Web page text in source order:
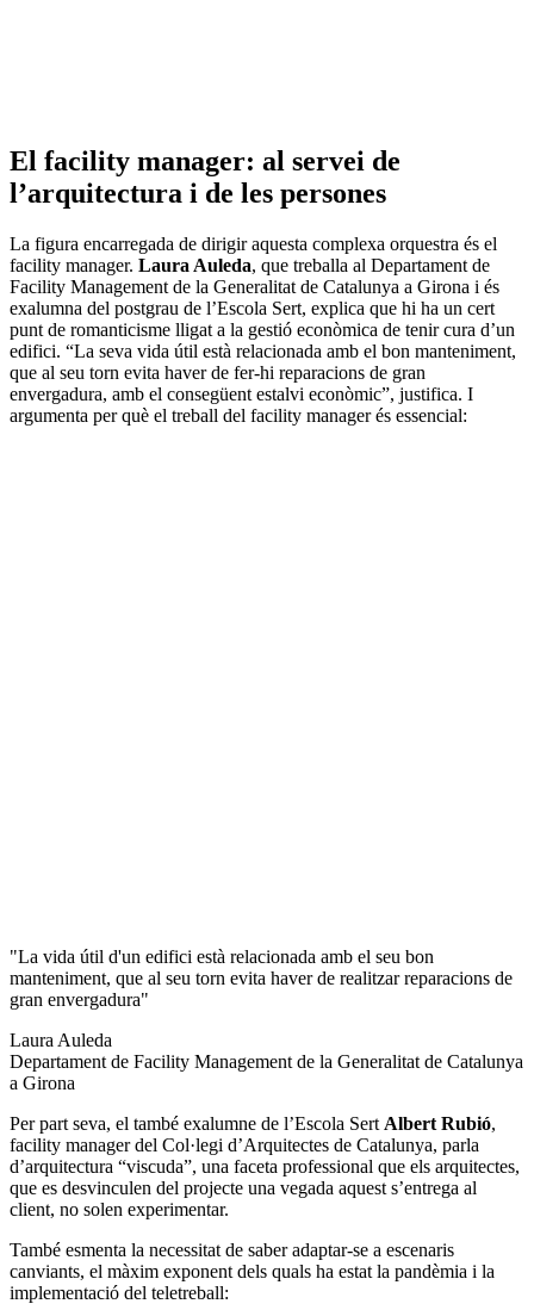
El facility manager: al servei de
l’arquitectura i de les persones
La figura encarregada de dirigir aquesta complexa orquestra és el
facility manager. Laura Auleda, que treballa al Departament de
Facility Management de la Generalitat de Catalunya a Girona i és
exalumna del postgrau de l’Escola Sert, explica que hi ha un cert
punt de romanticisme lligat a la gestió econòmica de tenir cura d’un
edifici. “La seva vida útil està relacionada amb el bon manteniment,
que al seu torn evita haver de fer-hi reparacions de gran
envergadura, amb el consegüent estalvi econòmic”, justifica. I
argumenta per què el treball del facility manager és essencial:
"La vida útil d'un edifici està relacionada amb el seu bon
manteniment, que al seu torn evita haver de realitzar reparacions de
gran envergadura"
Laura Auleda
Departament de Facility Management de la Generalitat de Catalunya
a Girona
Per part seva, el també exalumne de l’Escola Sert Albert Rubió,
facility manager del Col·legi d’Arquitectes de Catalunya, parla
d’arquitectura “viscuda”, una faceta professional que els arquitectes,
que es desvinculen del projecte una vegada aquest s’entrega al
client, no solen experimentar.
També esmenta la necessitat de saber adaptar-se a escenaris
canviants, el màxim exponent dels quals ha estat la pandèmia i la
implementació del teletreball: